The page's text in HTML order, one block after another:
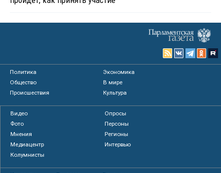
Политика
Экономика
Общество
В мире
Происшествия
Культура
Видео
Опросы
Фото
Персоны
Мнения
Регионы
Медиацентр
Интервью
Колумнисты